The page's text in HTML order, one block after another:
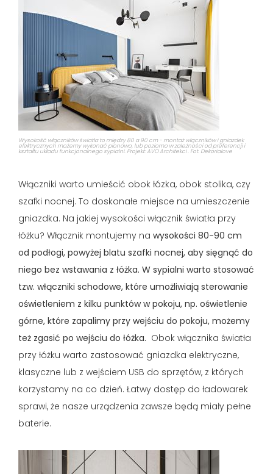
Wysokość włączników światła to między 80 a 90 cm - montaż włączników i gniazdek
elektrycznych możemy wykonać pionowo, lub poziomo w zależności od preferencji i
kształtu układu funkcjonalnego sypialni. Projekt: AVO Architekci . Fot. Dekorialove
Włączniki warto umieścić obok łózka, obok stolika, czy
szafki nocnej. To doskonałe miejsce na umieszczenie
gniazdka. Na jakiej wysokości włącznik światła przy
łóżku? Włącznik montujemy na wysokości 80-90 cm
od podłogi, powyżej blatu szafki nocnej, aby sięgnąć do
niego bez wstawania z łóżka. W sypialni warto stosować
tzw. włączniki schodowe, które umożliwiają sterowanie
oświetleniem z kilku punktów w pokoju, np. oświetlenie
górne, które zapalimy przy wejściu do pokoju, możemy
też zgasić po wejściu do łóżka. Obok włącznika światła
przy łóżku warto zastosować gniazdka elektryczne,
klasyczne lub z wejściem USB do sprzętów, z których
korzystamy na co dzień. Łatwy dostęp do ładowarek
sprawi, że nasze urządzenia zawsze będą miały pełne
baterie.